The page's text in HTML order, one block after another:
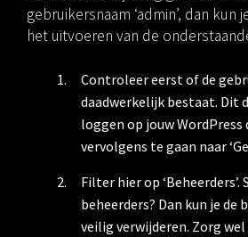
gebruikersnaam ‘admin’, dan kun
het uitvoeren van de
Controleer eerst of de
daadwerkelijk bestaat. Dit
loggen op jouw WordPress
vervolgens te gaan naar
Filter hier op
beheerders? Dan kun je de
veilig verwijderen. Zorg